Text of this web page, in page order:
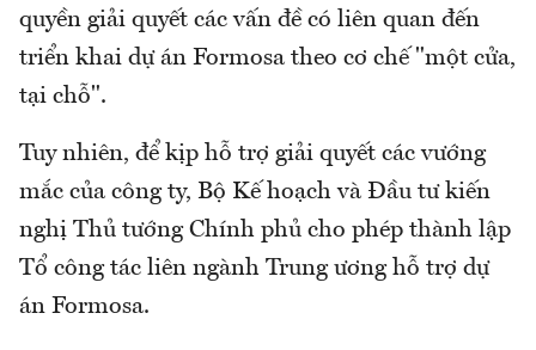
quyền giải quyết các vấn đề có liên quan đến
triển khai dự án Formosa theo cơ chế "một cửa,
tại chỗ".
Tuy nhiên, để kịp hỗ trợ giải quyết các vướng
mắc của công ty, Bộ Kế hoạch và Đầu tư kiến
nghị Thủ tướng Chính phủ cho phép thành lập
Tổ công tác liên ngành Trung ương hỗ trợ dự
án Formosa.